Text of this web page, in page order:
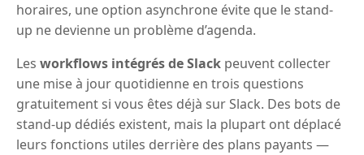
horaires, une option asynchrone évite que le stand-
up ne devienne un problème d’agenda.
Les workflows intégrés de Slack peuvent collecter
une mise à jour quotidienne en trois questions
gratuitement si vous êtes déjà sur Slack. Des bots de
stand-up dédiés existent, mais la plupart ont déplacé
leurs fonctions utiles derrière des plans payants —